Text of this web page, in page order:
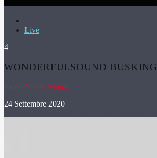
Live
4
WONDERFULSOUND BUSKING
Paolo Nicola Monzi
24 Settembre 2020